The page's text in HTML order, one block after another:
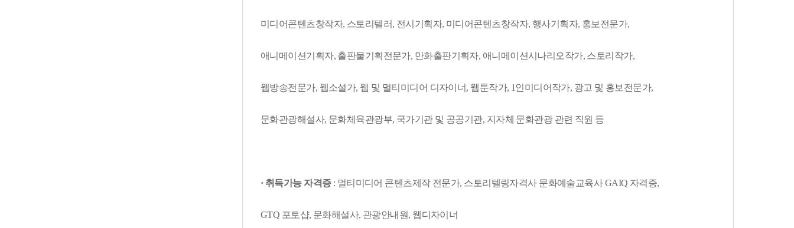
미디어콘텐츠창작자, 스토리텔러, 전시기획자, 미디어콘텐츠창작자, 행사기획자, 홍보전문가,
애니메이션기획자, 출판물기획전문가, 만화출판기획자, 애니메이션시나리오작가, 스토리작가,
웹방송전문가, 웹소설가, 웹 및 멀티미디어 디자이너, 웹툰작가, 1인미디어작가, 광고 및 홍보전문가,
문화관광해설사, 문화체육관광부, 국가기관 및 공공기관, 지자체 문화관광 관련 직원 등
· 취득가능 자격증: 멀티미디어 콘텐츠제작 전문가, 스토리텔링자격사 문화예술교육사 GAIQ 자격증,
GTQ 포토샵, 문화해설사, 관광안내원, 웹디자이너